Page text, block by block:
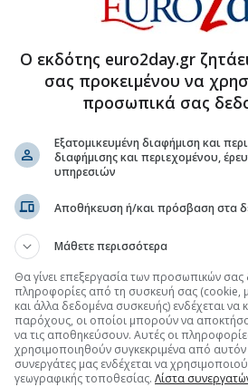
Περισσότερα για
Ο εκδότης euro2day.gr
σας προκειμένου να
προσωπικά σας
Εξατομικευμένη διαφήμιση και
διαφήμισης και περιεχομένου,
υπηρεσιών
Αποθήκευση ή/και πρόσβαση στα
Μάθετε περισσότερα
Θα γίνει επεξεργασία των προσωπικών σας
πληροφορίες από τη συσκευή σας (cookie,
και άλλα δεδομένα συσκευής) ενδέχεται να
παρόχους, οι οποίοι μπορούν να
να τις αποθηκεύσουν. Αυτές οι
χρησιμοποιηθούν συγκεκριμένα από αυτόν
συνεργάτες μας ενδέχεται να
γεωγραφικής τοποθεσίας. Λίστα